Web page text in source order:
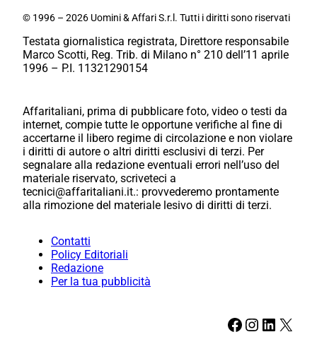
© 1996 – 2026 Uomini & Affari S.r.l. Tutti i diritti sono riservati
Testata giornalistica registrata, Direttore responsabile
Marco Scotti, Reg. Trib. di Milano n° 210 dell’11 aprile
1996 – P.I. 11321290154
Affaritaliani, prima di pubblicare foto, video o testi da
internet, compie tutte le opportune verifiche al fine di
accertarne il libero regime di circolazione e non violare
i diritti di autore o altri diritti esclusivi di terzi. Per
segnalare alla redazione eventuali errori nell’uso del
materiale riservato, scriveteci a
tecnici@affaritaliani.it.: provvederemo prontamente
alla rimozione del materiale lesivo di diritti di terzi.
Contatti
Policy Editoriali
Redazione
Per la tua pubblicità
Facebook Instagram LinkedIn X